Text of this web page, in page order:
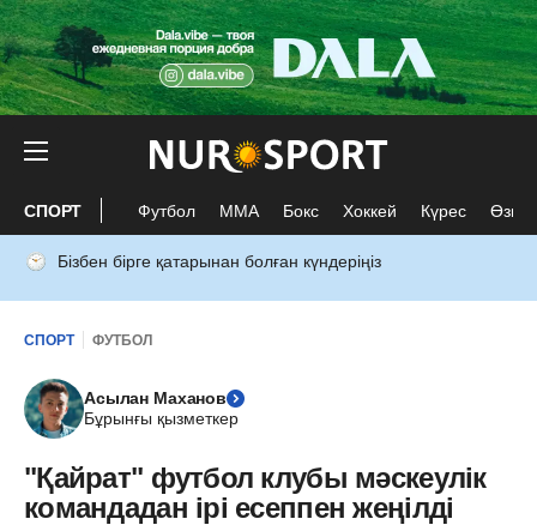
СПОРТ Футбол ММА Бокс Хоккей Күрес Өзге
Бізбен бірге қатарынан болған күндеріңіз
СПОРТ ФУТБОЛ
Асылан Маханов
Бұрынғы қызметкер
"Қайрат" футбол клубы мәскеулік
командадан ірі есеппен жеңілді